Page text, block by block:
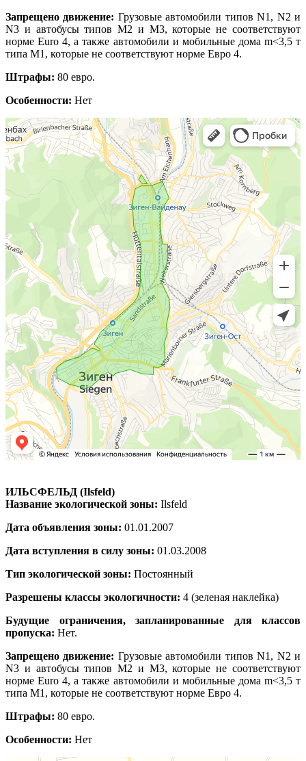
Запрещено движение: Грузовые автомобили типов N1, N2 и
N3 и автобусы типов M2 и M3, которые не соответствуют
норме Euro 4, а также автомобили и мобильные дома m<3,5 т
типа M1, которые не соответствуют норме Евро 4.
Штрафы: 80 евро.
Особенности: Нет
ИЛЬСФЕЛЬД (Ilsfeld)
Название экологической зоны: Ilsfeld
Дата объявления зоны: 01.01.2007
Дата вступления в силу зоны: 01.03.2008
Тип экологической зоны: Постоянный
Разрешены классы экологичности: 4 (зеленая наклейка)
Будущие ограничения, запланированные для классов
пропуска: Нет.
Запрещено движение: Грузовые автомобили типов N1, N2 и
N3 и автобусы типов M2 и M3, которые не соответствуют
норме Euro 4, а также автомобили и мобильные дома m<3,5 т
типа M1, которые не соответствуют норме Евро 4.
Штрафы: 80 евро.
Особенности: Нет